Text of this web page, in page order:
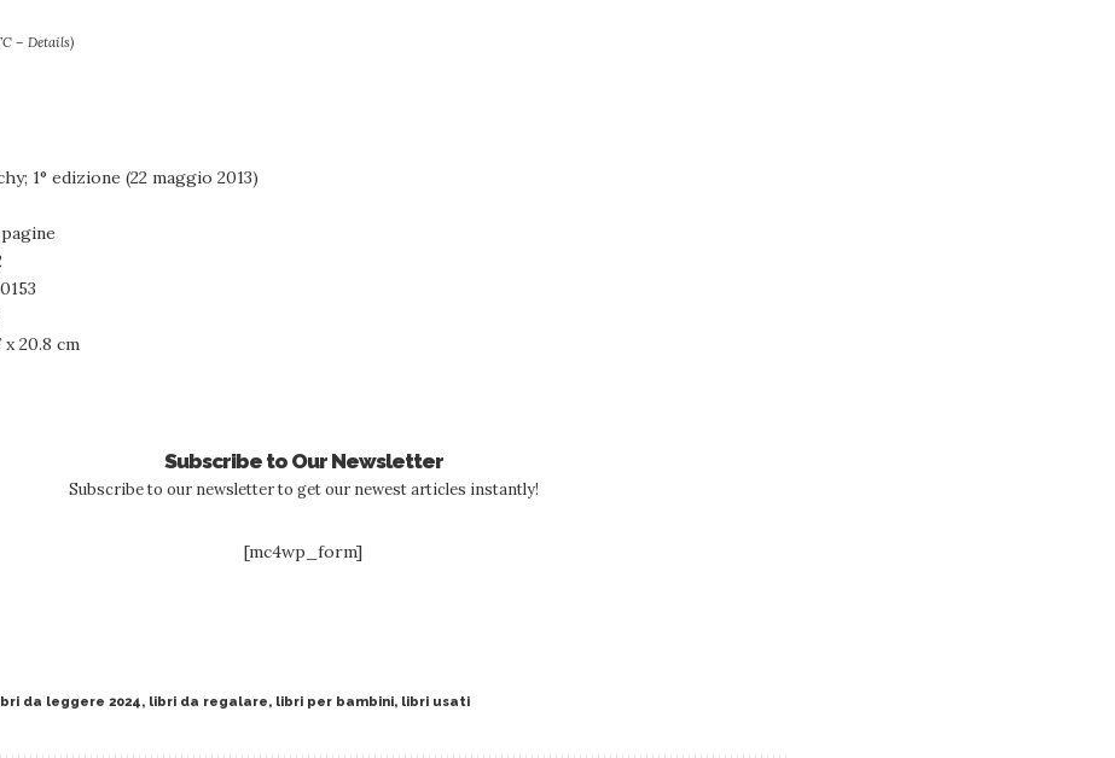
– Details)
Clichy; 1° edizione (22 maggio 2013)
: ‎ 48 pagine
x 2.7 x 20.8 cm
Subscribe to Our Newsletter
Subscribe to our newsletter to get our newest articles instantly!
[mc4wp_form]
da leggere 2024, libri da regalare, libri per bambini, libri usati